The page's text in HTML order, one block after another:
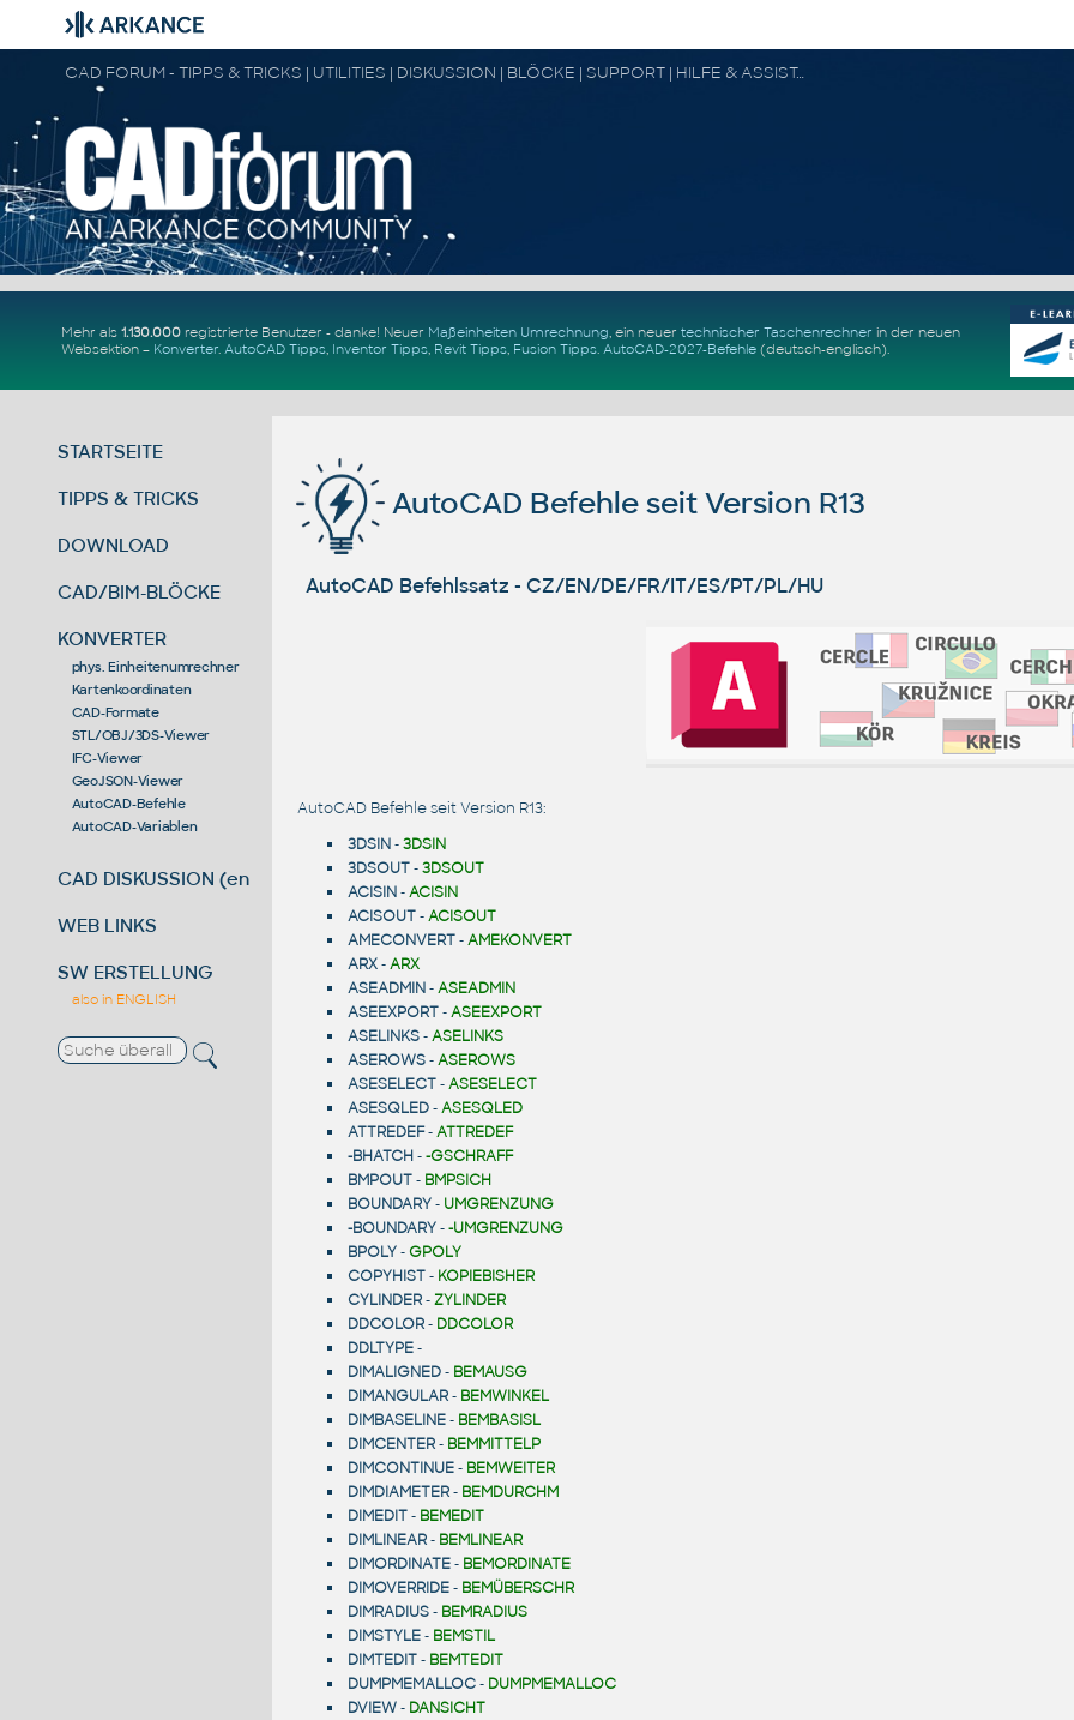
CAD FORUM - TIPPS & TRICKS | UTILITIES | DISKUSSION | BLÖCKE | SUPPORT | HILFE & ASSISTANCE
Mehr als 1.130.000registrierte Benutzer - danke! Neuer Maßeinheiten Umrechnung, ein neuer technischer Taschenrechner in der neuen
Websektion – Konverter. AutoCAD Tipps, Inventor Tipps, Revit Tipps, Fusion Tipps. AutoCAD-2027-Befehle(deutsch-englisch).
STARTSEITE
TIPPS & TRICKS
DOWNLOAD
CAD/BIM-BLÖCKE
KONVERTER
phys. Einheitenumrechner
Kartenkoordinaten
CAD-Formate
STL/OBJ/3DS-Viewer
IFC-Viewer
GeoJSON-Viewer
AutoCAD-Befehle
AutoCAD-Variablen
CAD DISKUSSION (en)
WEB LINKS
SW ERSTELLUNG
also in ENGLISH
AutoCAD Befehle seit Version R13
AutoCAD Befehlssatz - CZ/EN/DE/FR/IT/ES/PT/PL/HU
AutoCAD Befehle seit Version R13:
3DSIN-3DSIN
3DSOUT-3DSOUT
ACISIN-ACISIN
ACISOUT-ACISOUT
AMECONVERT-AMEKONVERT
ARX-ARX
ASEADMIN-ASEADMIN
ASEEXPORT-ASEEXPORT
ASELINKS-ASELINKS
ASEROWS-ASEROWS
ASESELECT-ASESELECT
ASESQLED-ASESQLED
ATTREDEF-ATTREDEF
-BHATCH--GSCHRAFF
BMPOUT- BMPSICH
BOUNDARY- UMGRENZUNG
-BOUNDARY--UMGRENZUNG
BPOLY-GPOLY
COPYHIST- KOPIEBISHER
CYLINDER-ZYLINDER
DDCOLOR- DDCOLOR
DDLTYPE-
DIMALIGNED- BEMAUSG
DIMANGULAR- BEMWINKEL
DIMBASELINE- BEMBASISL
DIMCENTER- BEMMITTELP
DIMCONTINUE- BEMWEITER
DIMDIAMETER- BEMDURCHM
DIMEDIT- BEMEDIT
DIMLINEAR- BEMLINEAR
DIMORDINATE- BEMORDINATE
DIMOVERRIDE- BEMÜBERSCHR
DIMRADIUS- BEMRADIUS
DIMSTYLE- BEMSTIL
DIMTEDIT- BEMTEDIT
DUMPMEMALLOC- DUMPMEMALLOC
DVIEW- DANSICHT